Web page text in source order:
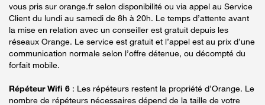
vous pris sur orange.fr selon disponibilité ou via appel au Service
Client du lundi au samedi de 8h à 20h. Le temps d’attente avant
la mise en relation avec un conseiller est gratuit depuis les
réseaux Orange. Le service est gratuit et l’appel est au prix d’une
communication normale selon l’offre détenue, ou décompté du
forfait mobile.
Répéteur Wifi 6 : Les répéteurs restent la propriété d’Orange. Le
nombre de répéteurs nécessaires dépend de la taille de votre